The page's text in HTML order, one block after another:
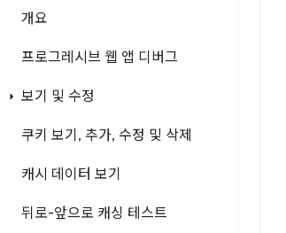
개요
프로그레시브 웹 앱 디버그
보기 및 수정
쿠키 보기 , 추가, 수정 및 삭제
캐시 데이터 보기
뒤로-앞으로 캐싱 테스트